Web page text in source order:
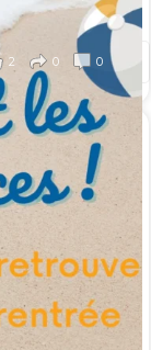
2 0 0
2026
générations
investissez pour
bachelors, des
technologique et